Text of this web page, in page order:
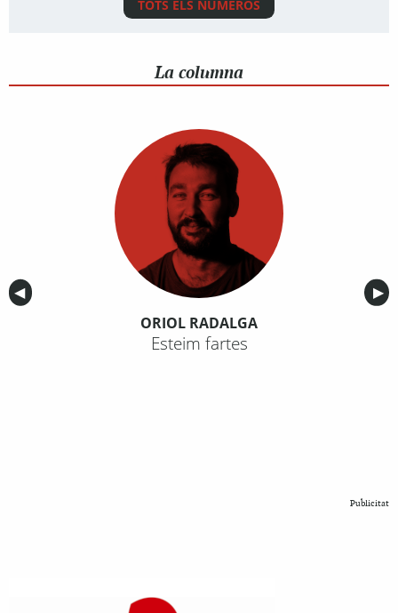
TOTS ELS NÚMEROS
La columna
Anterior
◀︎ ▶︎
ORIOL RADALGA
Esteim fartes
Publicitat